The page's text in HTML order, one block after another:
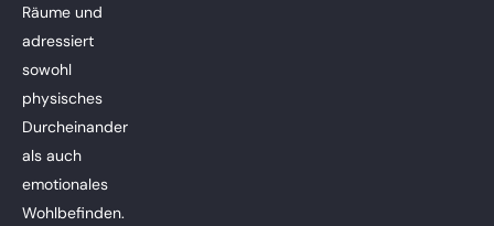
Räume und
adressiert
sowohl
physisches
Durcheinander
als auch
emotionales
Wohlbefinden.